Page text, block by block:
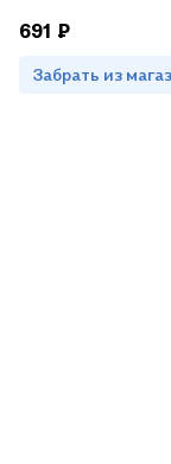
691 ₽
Забрать из